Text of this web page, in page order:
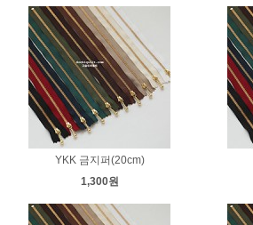
YKK 금지퍼(20cm)
1,300원